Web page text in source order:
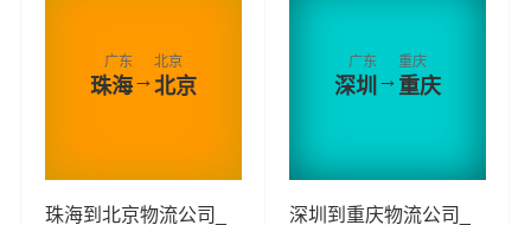
广东
珠海→
北京
北京
珠海到北京物流公司_
广东
深圳→
重庆
重庆
深圳到重庆物流公司_